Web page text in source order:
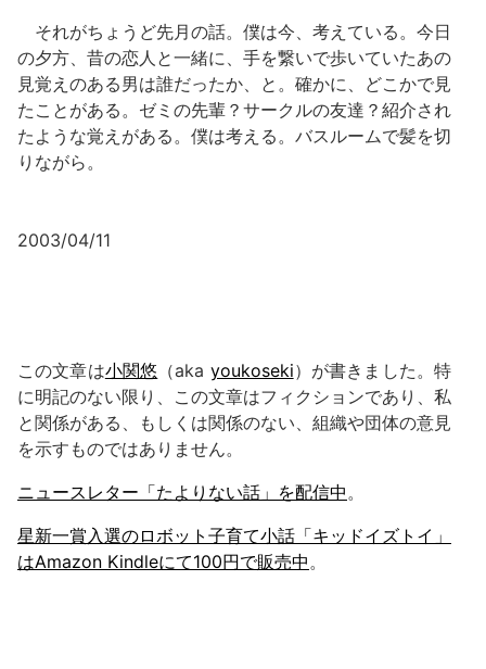
それがちょうど先月の話。僕は今、考えている。今日
の夕方、昔の恋人と一緒に、手を繋いで歩いていたあの
見覚えのある男は誰だったか、と。確かに、どこかで見
たことがある。ゼミの先輩？サークルの友達？紹介され
たような覚えがある。僕は考える。バスルームで髪を切
りながら。
2003/04/11
この文章は小関悠 （aka youkoseki）が書きました。特
に明記のない限り、この文章はフィクションであり、私
と関係がある、もしくは関係のない、組織や団体の意見
を示すものではありません。
ニュースレター「たよりない話」を配信中。
星新一賞入選のロボット子育て小話「キッドイズトイ」
はAmazon Kindleにて100円で販売中。